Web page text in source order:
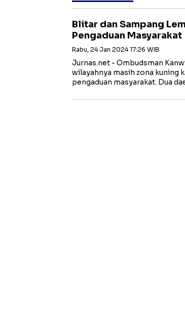
Blitar dan Sampang
Pengaduan Masyarakat
Rabu, 24 Jan 2024 17:26 WIB
Jurnas.net - Ombudsman
wilayahnya masih zona kuning
pengaduan masyarakat. Dua